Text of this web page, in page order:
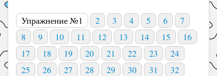
Упражнение №1 2 3 4 5 6
7
8
9 10 11 12 13 14 15
16
17
18 19 20 21 22 23
24
25
26 27 28 29 30 31
32